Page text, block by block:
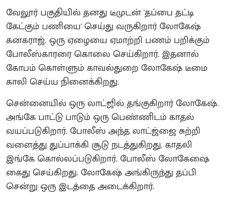
வேலூர் பகுதியில் தனது டீமுடன் 'தப்பை தட்டி
கேட்கும் பணியை' செய்து வருகிறார் லோகேஷ்
கனகராஜ். ஒரு ஏழையை ஏமாற்றி பணம் பறிக்கும்
போலீஸ்காரரை கொலை செய்கிறார். இதனால்
கோபம் கொள்ளும் காவல்துறை லோகேஷ் டீமை
காலி செய்ய நினைக்கிறது.
சென்னையில் ஒரு லாட்ஜில் தங்குகிறார் லோகேஷ்.
அங்கே பாட்டு பாடும் ஒரு பெண்ணிடம் காதல்
வயப்படுகிறார். போலீஸ் அந்த லாட்ஜ்ஜை சுற்றி
வளைத்து துப்பாக்கி சூடு நடத்துகிறது. காதலி
இங்கே கொல்லப்படுகிறார். போலீஸ் லோகேஷை
கைது செய்கிறது. லோகேஷ் அங்கிருந்து தப்பி
சென்று ஒரு இடத்தை அடைக்கிறார்.